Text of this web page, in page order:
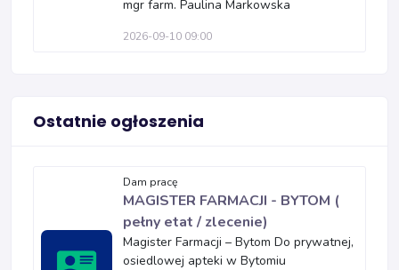
mgr farm. Paulina Markowska
2026-09-10 09:00
Ostatnie ogłoszenia
Dam pracę
MAGISTER FARMACJI - BYTOM (
pełny etat / zlecenie)
Magister Farmacji – Bytom Do prywatnej,
osiedlowej apteki w Bytomiu